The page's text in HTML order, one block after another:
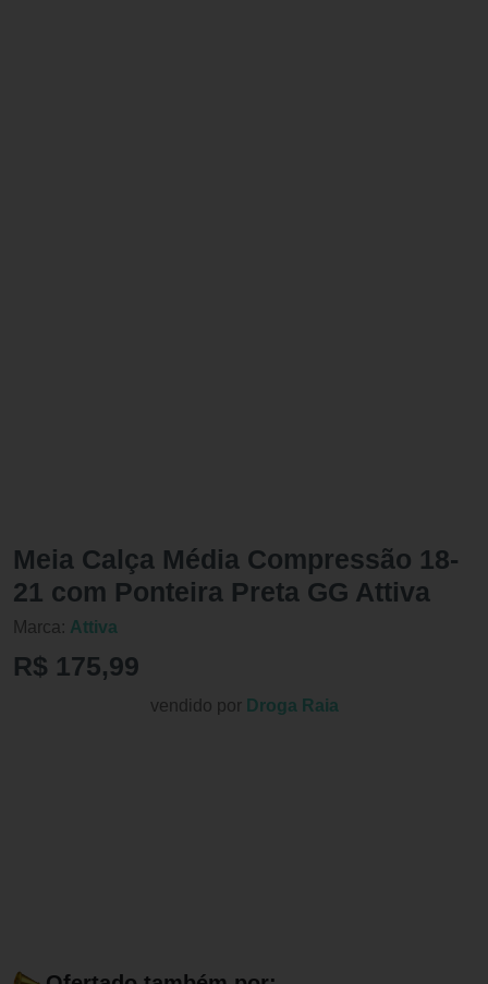
Meia Calça Média Compressão 18-
21 com Ponteira Preta GG Attiva
Marca: Attiva
R$ 175,99
vendido por Droga Raia